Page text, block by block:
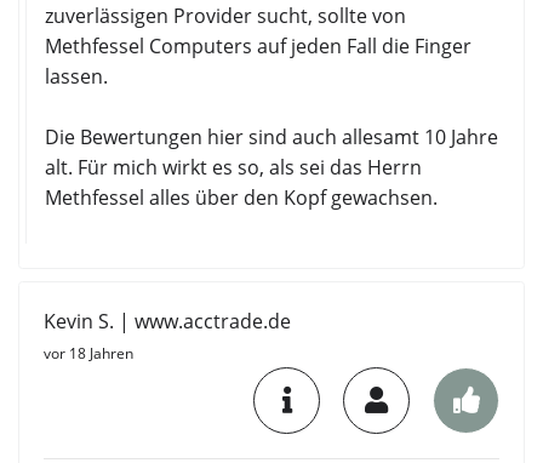
zuverlässigen Provider sucht, sollte von
Methfessel Computers auf jeden Fall die Finger
lassen.
Die Bewertungen hier sind auch allesamt 10 Jahre
alt. Für mich wirkt es so, als sei das Herrn
Methfessel alles über den Kopf gewachsen.
Kevin S. | www.acctrade.de
vor 18 Jahren